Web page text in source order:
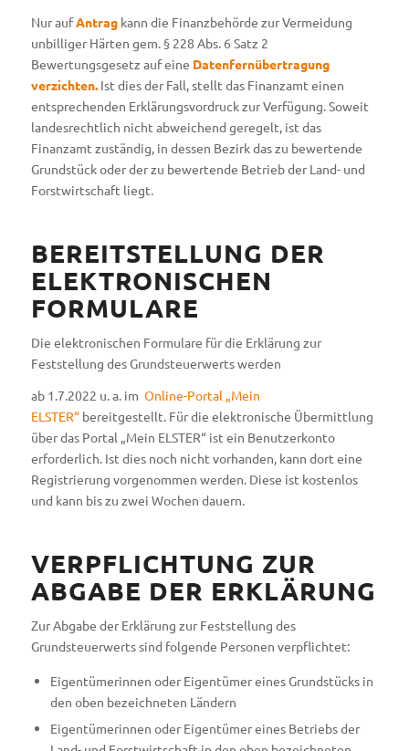
Nur aufAntrag kann die Finanzbehörde zur Vermeidung
unbilliger Härten gem. § 228 Abs. 6 Satz 2
Bewertungsgesetz auf eine Datenfernübertragung
verzichten. Ist dies der Fall, stellt das Finanzamt einen
entsprechenden Erklärungsvordruck zur Verfügung. Soweit
landesrechtlich nicht abweichend geregelt, ist das
Finanzamt zuständig, in dessen Bezirk das zu bewertende
Grundstück oder der zu bewertende Betrieb der Land- und
Forstwirtschaft liegt.
BEREITSTELLUNG DER
ELEKTRONISCHEN
FORMULARE
Die elektronischen Formulare für die Erklärung zur
Feststellung des Grundsteuerwerts werden
ab 1.7.2022 u. a. im Online-Portal „Mein
ELSTER“bereitgestellt. Für die elektronische Übermittlung
über das Portal „Mein ELSTER“ ist ein Benutzerkonto
erforderlich. Ist dies noch nicht vorhanden, kann dort eine
Registrierung vorgenommen werden. Diese ist kostenlos
und kann bis zu zwei Wochen dauern.
VERPFLICHTUNG ZUR
ABGABE DER ERKLÄRUNG
Zur Abgabe der Erklärung zur Feststellung des
Grundsteuerwerts sind folgende Personen verpflichtet:
Eigentümerinnen oder Eigentümer eines Grundstücks in
den oben bezeichneten Ländern
Eigentümerinnen oder Eigentümer eines Betriebs der